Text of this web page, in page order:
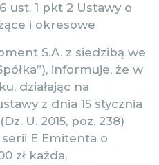
ust. 1 pkt 2 Ustawy o
i okresowe
S.A. z siedzibą we
informuje, że w
działając na
z dnia 15 stycznia
U. 2015, poz. 238)
E Emitenta o
zł każda,